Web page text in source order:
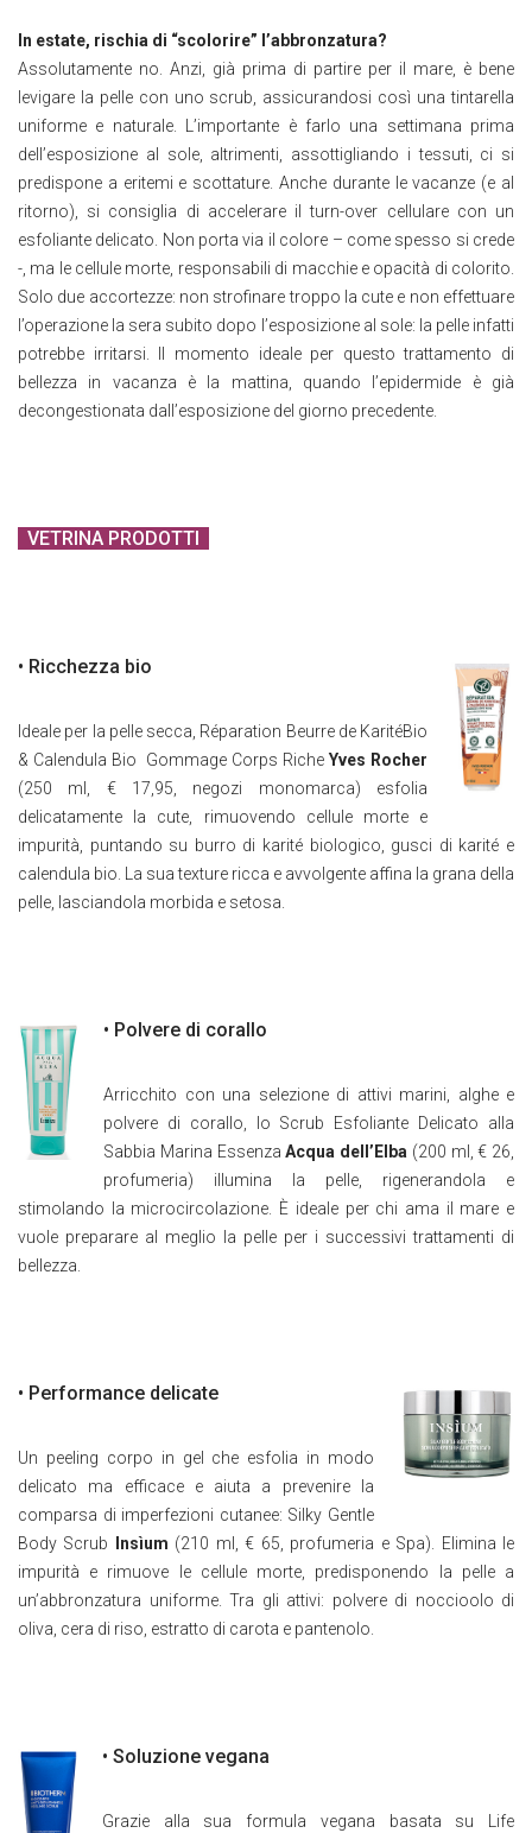
In estate, rischia di “scolorire” l’abbronzatura?
Assolutamente no. Anzi, già prima di partire per il mare, è bene
levigare la pelle con uno scrub, assicurandosi così una tintarella
uniforme e naturale. L’importante è farlo una settimana prima
dell’esposizione al sole, altrimenti, assottigliando i tessuti, ci si
predispone a eritemi e scottature. Anche durante le vacanze (e al
ritorno), si consiglia di accelerare il turn-over cellulare con un
esfoliante delicato. Non porta via il colore – come spesso si crede
-, ma le cellule morte, responsabili di macchie e opacità di colorito.
Solo due accortezze: non strofinare troppo la cute e non effettuare
l’operazione la sera subito dopo l’esposizione al sole: la pelle infatti
potrebbe irritarsi. Il momento ideale per questo trattamento di
bellezza in vacanza è la mattina, quando l’epidermide è già
decongestionata dall’esposizione del giorno precedente.
VETRINA PRODOTTI
• Ricchezza bio
Ideale per la pelle secca, Réparation Beurre de KaritéBio
& Calendula Bio Gommage Corps Riche Yves Rocher
(250 ml, € 17,95, negozi monomarca) esfolia
delicatamente la cute, rimuovendo cellule morte e
impurità, puntando su burro di karité biologico, gusci di karité e
calendula bio. La sua texture ricca e avvolgente affina la grana della
pelle, lasciandola morbida e setosa.
• Polvere di corallo
Arricchito con una selezione di attivi marini, alghe e
polvere di corallo, lo Scrub Esfoliante Delicato alla
Sabbia Marina EssenzaAcqua dell’Elba (200 ml, € 26,
profumeria) illumina la pelle, rigenerandola e
stimolando la microcircolazione. È ideale per chi ama il mare e
vuole preparare al meglio la pelle per i successivi trattamenti di
bellezza.
• Performance delicate
Un peeling corpo in gel che esfolia in modo
delicato ma efficace e aiuta a prevenire la
comparsa di imperfezioni cutanee: Silky Gentle
Body Scrub
Insìum (210 ml, € 65, profumeria e Spa). Elimina le
impurità e rimuove le cellule morte, predisponendo la pelle a
un’abbronzatura uniforme. Tra gli attivi: polvere di noccioolo di
oliva, cera di riso, estratto di carota e pantenolo.
• Soluzione vegana
Grazie alla sua formula vegana basata su Life